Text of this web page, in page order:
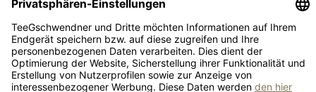
29. Juni 2026 00:00